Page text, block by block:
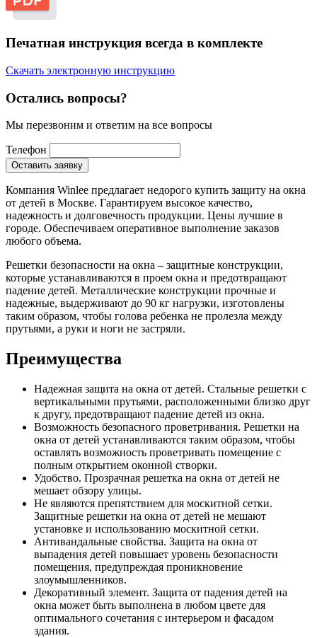
Печатная инструкция всегда в комплекте
Скачать электронную инструкцию
Остались вопросы?
Мы перезвоним и ответим на все вопросы
Телефон
Оставить заявку
Компания Winlee предлагает недорого купить защиту на окна
от детей в Москве. Гарантируем высокое качество,
надежность и долговечность продукции. Цены лучшие в
городе. Обеспечиваем оперативное выполнение заказов
любого объема.
Решетки безопасности на окна – защитные конструкции,
которые устанавливаются в проем окна и предотвращают
падение детей. Металлические конструкции прочные и
надежные, выдерживают до 90 кг нагрузки, изготовлены
таким образом, чтобы голова ребенка не пролезла между
прутьями, а руки и ноги не застряли.
Преимущества
Надежная защита на окна от детей. Стальные решетки с
вертикальными прутьями, расположенными близко друг
к другу, предотвращают падение детей из окна.
Возможность безопасного проветривания. Решетки на
окна от детей устанавливаются таким образом, чтобы
оставлять возможность проветривать помещение с
полным открытием оконной створки.
Удобство. Прозрачная решетка на окна от детей не
мешает обзору улицы.
Не являются препятствием для москитной сетки.
Защитные решетки на окна от детей не мешают
установке и использованию москитной сетки.
Антивандальные свойства. Защита на окна от
выпадения детей повышает уровень безопасности
помещения, предупреждая проникновение
злоумышленников.
Декоративный элемент. Защита от падения детей на
окна может быть выполнена в любом цвете для
оптимального сочетания с интерьером и фасадом
здания.